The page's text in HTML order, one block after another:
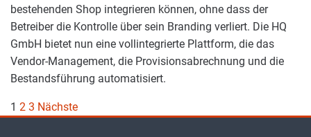
bestehenden Shop integrieren können, ohne dass der
Betreiber die Kontrolle über sein Branding verliert. Die HQ
GmbH bietet nun eine vollintegrierte Plattform, die das
Vendor-Management, die Provisionsabrechnung und die
Bestandsführung automatisiert.
Seitennummerierung
1 2 3 Nächste